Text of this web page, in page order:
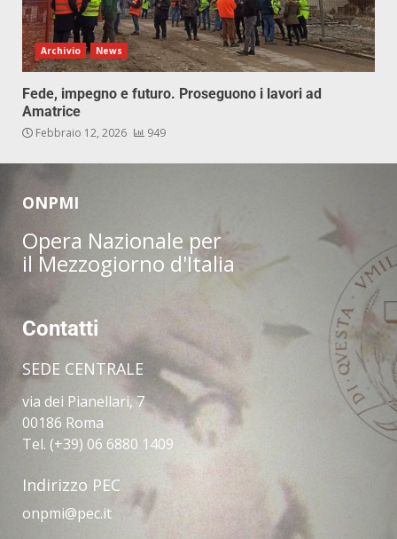
Archivio News
Fede, impegno e futuro. Proseguono i lavori ad
Amatrice
Febbraio 12, 2026 949
ONPMI
Opera Nazionale per
il Mezzogiorno d'Italia
Contatti
SEDE CENTRALE
via dei Pianellari, 7
00186 Roma
Tel. (+39) 06 6880 1409
Indirizzo PEC
onpmi@pec.it